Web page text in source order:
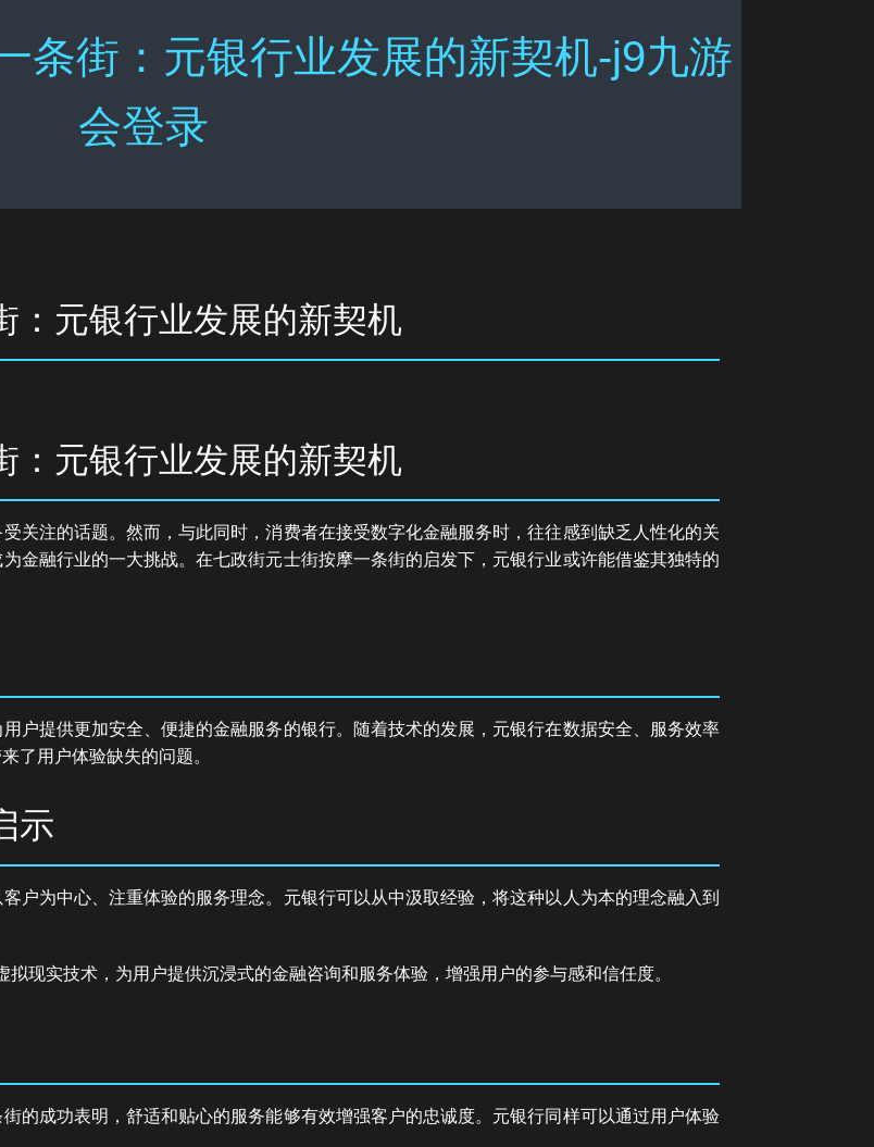
条街：元银行业发展的新契机-j9九游
会登录
：元银行业发展的新契机
：元银行业发展的新契机
关注的话题。然而，与此同时，消费者在接受数字化金融服务时，往往感到缺乏人性化的关
金融行业的一大挑战。在七政街元士街按摩一条街的启发下，元银行业或许能借鉴其独特的
户提供更加安全、便捷的金融服务的银行。随着技术的发展，元银行在数据安全、服务效率
了用户体验缺失的问题。
示
户为中心、注重体验的服务理念。元银行可以从中汲取经验，将这种以人为本的理念融入到
现实技术，为用户提供沉浸式的金融咨询和服务体验，增强用户的参与感和信任度。
的成功表明，舒适和贴心的服务能够有效增强客户的忠诚度。元银行同样可以通过用户体验